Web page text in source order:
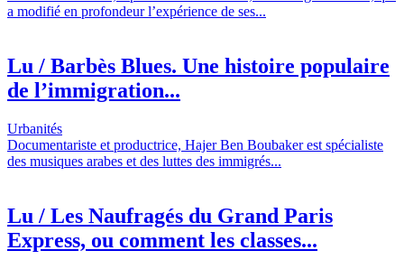
a modifié en profondeur l’expérience de ses...
Lu / Barbès Blues. Une histoire populaire
de l’immigration...
Urbanités
Documentariste et productrice, Hajer Ben Boubaker est spécialiste
des musiques arabes et des luttes des immigrés...
Lu / Les Naufragés du Grand Paris
Express, ou comment les classes...